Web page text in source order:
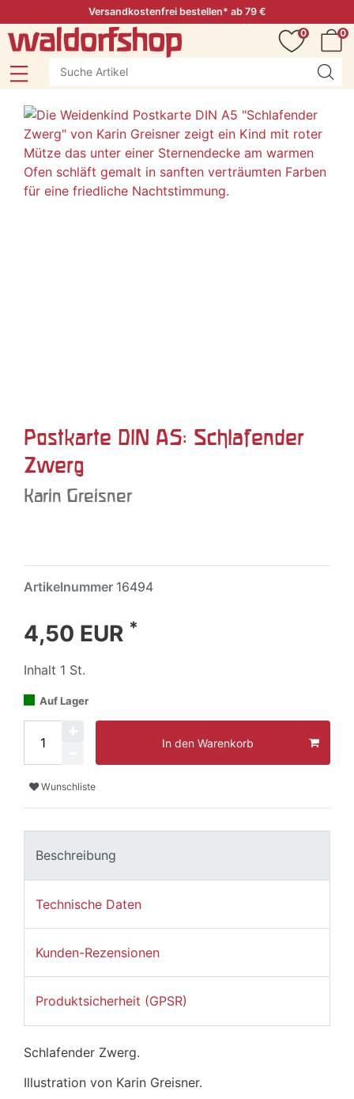
Versandkostenfrei bestellen* ab 79 €
0
0
Postkarte DIN A5: Schlafender
Zwerg
Karin Greisner
Artikelnummer 16494
4,50 EUR *
Inhalt 1 St.
Auf Lager
In den Warenkorb
Wunschliste
Beschreibung
Technische Daten
Kunden-Rezensionen
Produktsicherheit (GPSR)
Schlafender Zwerg.
Illustration von Karin Greisner.